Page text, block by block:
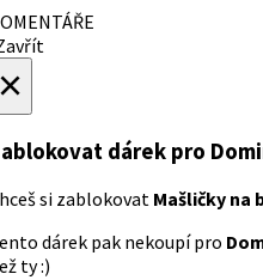
dárek pro
si zablokovat Mašličky na
dárek pak nekoupí pro
ty :)